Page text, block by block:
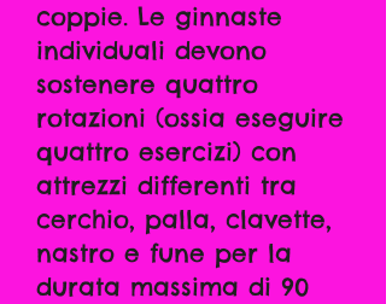
coppie. Le ginnaste
individuali devono
sostenere quattro
rotazioni (ossia eseguire
quattro esercizi) con
attrezzi differenti tra
cerchio, palla, clavette,
nastro e fune per la
durata massima di 90